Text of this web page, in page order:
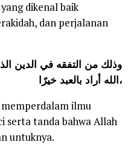
dikenal baik
dan perjalanan
الله أراد بالعبد خيرًا،
ilmu
serta tanda bahwa Allah
untuknya.